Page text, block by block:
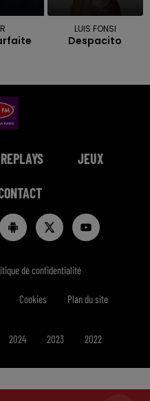
LUIS FONSI
Despacito
REPLAYS JEUX
de confidentialité
Cookies Plan du site
2024 2023 2022